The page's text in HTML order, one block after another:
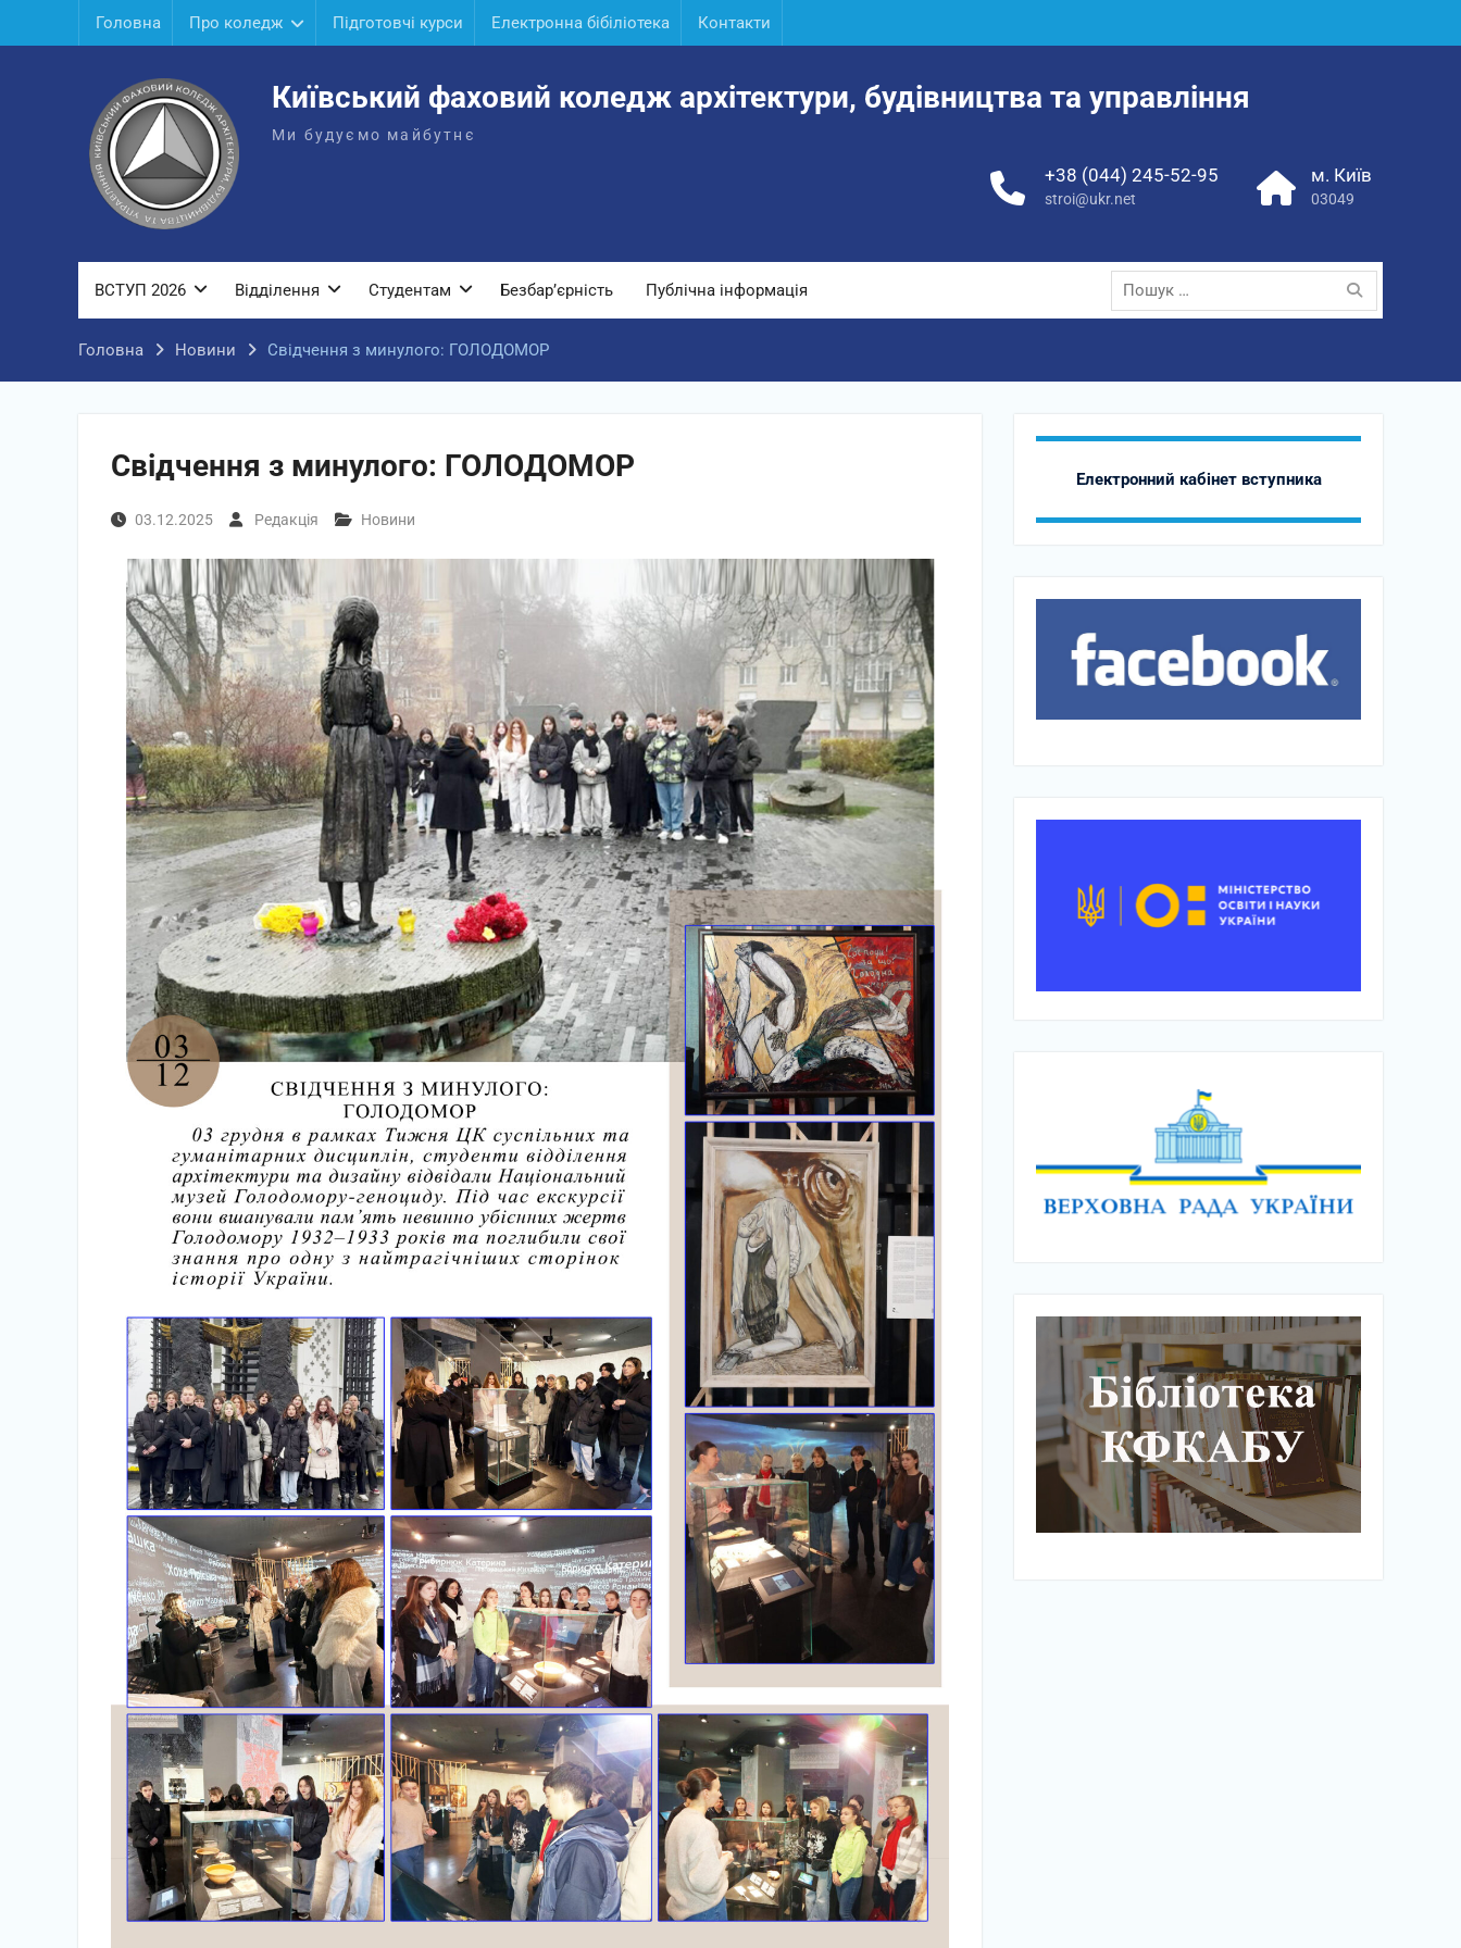
Головна Про коледж Підготовчі курси Електронна бібіліотека Контакти
Київський фаховий коледж архітектури, будівництва та управління
Ми будуємо майбутнє
+38 (044) 245-52-95
stroi@ukr.net
м. Київ
03049
ВСТУП 2026 Відділення Студентам Безбар’єрність Публічна інформація
Пошук:
Головна Новини Свідчення з минулого: ГОЛОДОМОР
Свідчення з минулого: ГОЛОДОМОР
03.12.2025 Редакція Новини
Електронний кабінет вступника